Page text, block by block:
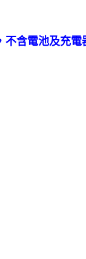
不含電池及充